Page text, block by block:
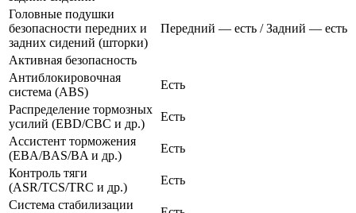
Головные подушки
безопасности передних и
задних сидений (шторки)
Передний — есть / Задний — есть
Активная безопасность
Антиблокировочная
система (ABS)
Есть
Распределение тормозных
усилий (EBD/CBC и др.)
Есть
Ассистент торможения
(EBA/BAS/BA и др.)
Есть
Контроль тяги
(ASR/TCS/TRC и др.)
Есть
Система стабилизации